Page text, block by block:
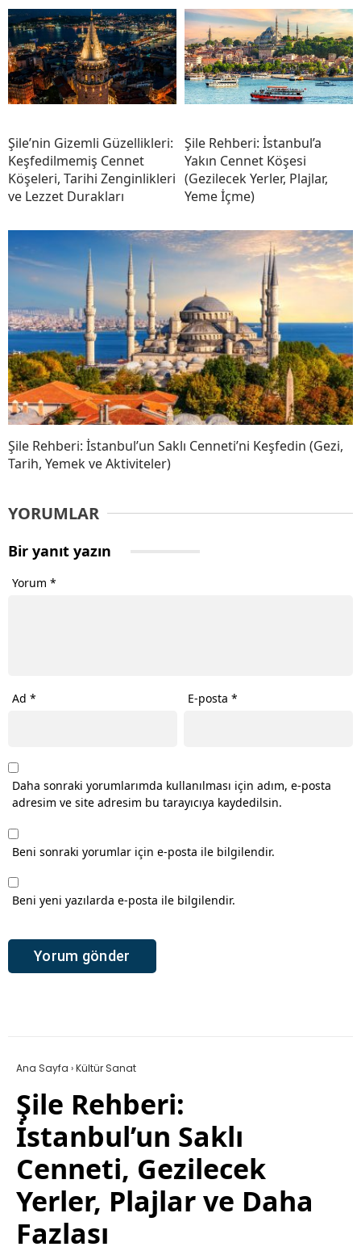
Şile’nin Gizemli Güzellikleri:
Keşfedilmemiş Cennet
Köşeleri, Tarihi Zenginlikleri
ve Lezzet Durakları
Şile Rehberi: İstanbul’a
Yakın Cennet Köşesi
(Gezilecek Yerler, Plajlar,
Yeme İçme)
Şile Rehberi: İstanbul’un Saklı Cenneti’ni Keşfedin (Gezi,
Tarih, Yemek ve Aktiviteler)
YORUMLAR
Bir yanıt yazın
Yorum *
Ad * E-posta*
Daha sonraki yorumlarımda kullanılması için adım, e-posta
adresim ve site adresim bu tarayıcıya kaydedilsin.
Beni sonraki yorumlar için e-posta ile bilgilendir.
Beni yeni yazılarda e-posta ile bilgilendir.
Ana Sayfa ›Kültür Sanat
Şile Rehberi:
İstanbul’un Saklı
Cenneti, Gezilecek
Yerler, Plajlar ve Daha
Fazlası